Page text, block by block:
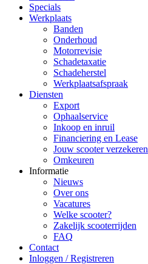
Specials
Werkplaats
Banden
Onderhoud
Motorrevisie
Schadetaxatie
Schadeherstel
Werkplaatsafspraak
Diensten
Export
Ophaalservice
Inkoop en inruil
Financiering en Lease
Jouw scooter verzekeren
Omkeuren
Informatie
Nieuws
Over ons
Vacatures
Welke scooter?
Zakelijk scooterrijden
FAQ
Contact
Inloggen / Registreren